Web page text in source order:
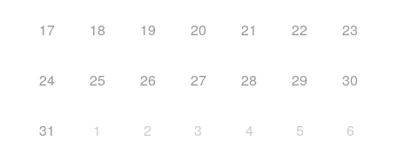
17 18 19 20 21 22 23
24 25 26 27 28 29 30
31 1 2 3 4 5 6